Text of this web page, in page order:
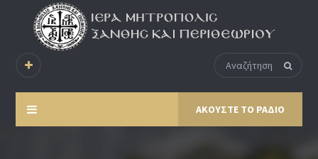
ΑΚΟΥΣΤΕ ΤΟ ΡΑΔΙΟ